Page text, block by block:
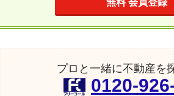
無料 会員登録
プロと一緒に不動産を
0120-